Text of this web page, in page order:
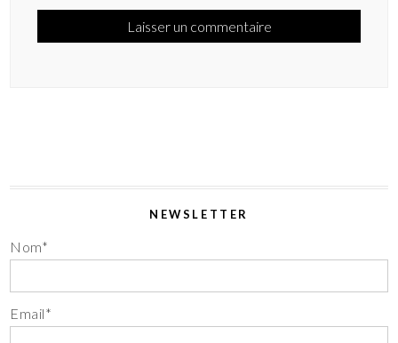
NEWSLETTER
Nom*
Email*